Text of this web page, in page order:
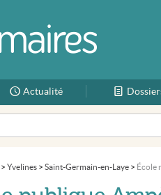
Actualité
> Yvelines > Saint-Germain-en-Laye > École